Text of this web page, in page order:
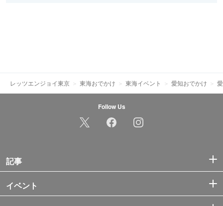
レッツエンジョイ東京 東海おでかけ 東海イベント 愛知おでかけ
Follow Us
記事
イベント